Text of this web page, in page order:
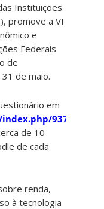
Instituições
promove a VI
e
Federais
de
de maio.
em
937625?
de 10
de cada
renda,
à tecnologia